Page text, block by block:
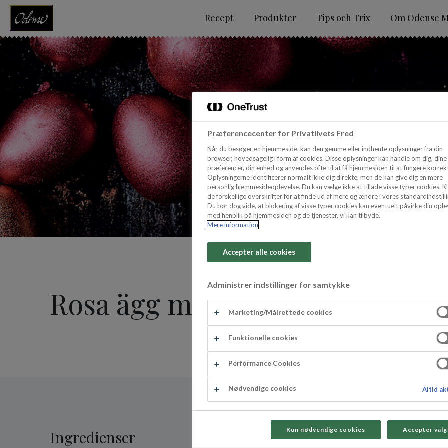
Recept Produkter Tips och Trix Om Odense
Rosa ägg med skogsbär
Ingredienser Så här
Præferencecenter for Privatlivets Fred
Når du besøger en hjemmeside, kan den gemme eller indhente oplysninger fra din
browser, hovedsagelig i form af cookies. Disse oplysninger kan handle om dig, dine
præferencer, din enhed og anvendes ofte til at få hjemmesiden til at fungere
Oplysningerne identificerer normalt ikke dig direkte, men de kan give dig en mere
personlig hjemmesideoplevelse. Du kan vælge ikke at tillade visse typer cookies.
de forskellige overskrifter for at finde ud af mere og ændre i vores
Du bør dog vide, at blokering af visse typer cookies kan eventuelt påvirke din
med henblik på hjemmesiden og de tjenester, vi kan tilbyde.
Mere information
Accepter alle cookies
Administrer indstillinger for samtykke
Marketing/Målrettede cookies
Funktionelle cookies
Performance Cookies
Nødvendige cookies Altid
Kun nødvendige cookies Accepter